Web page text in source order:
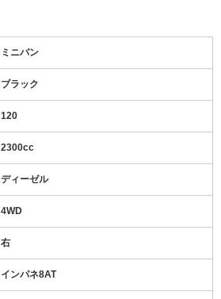
ミニバン
ブラック
120
2300cc
ディーゼル
4WD
右
インパネ8AT